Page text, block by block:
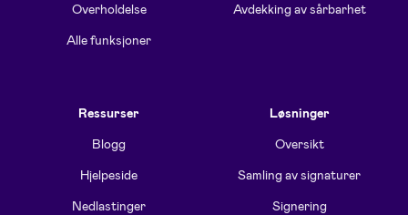
Overholdelse
Alle funksjoner
Avdekking av sårbarhet
Ressurser
Blogg
Hjelpeside
Nedlastinger
Løsninger
Oversikt
Samling av signaturer
Signering